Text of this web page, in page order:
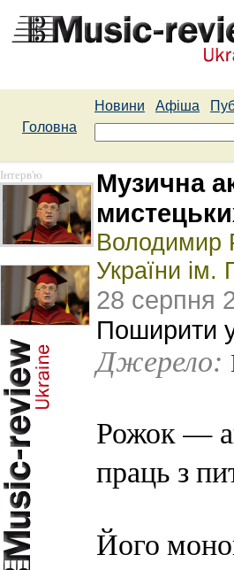
Новини Афіша
Головна
Інтерв'ю
Музична
Володимир
України ім.
28 серпня
Поширити
Джерело:
Рожок —
праць з
Його